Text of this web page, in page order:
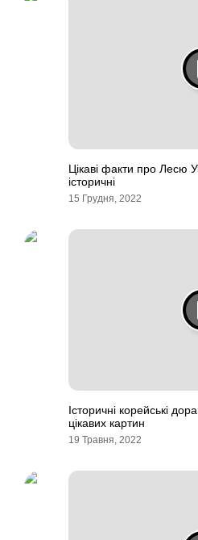
Цікаві факти про Лесю
історичні
15 Грудня, 2022
Історичні корейські
цікавих картин
19 Травня, 2022